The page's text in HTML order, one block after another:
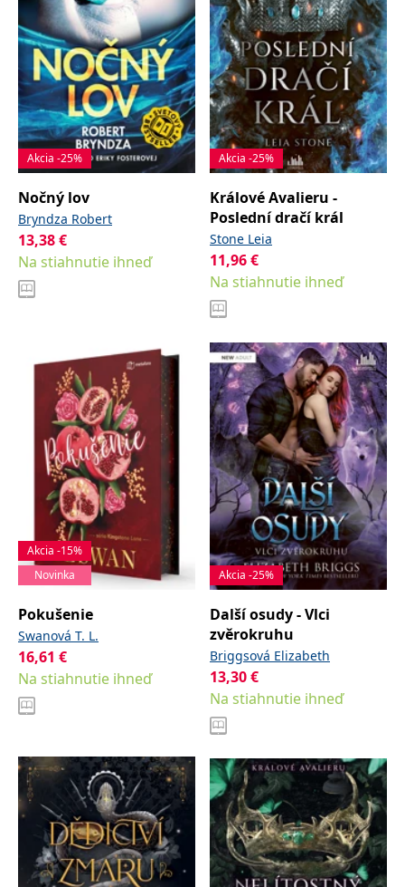
Akcia -25%
Nočný lov
Bryndza Robert
13,38€
Na stiahnutie ihneď
Akcia -25%
Králové Avalieru -
Poslední dračí král
Stone Leia
11,96€
Na stiahnutie ihneď
Akcia -15%
Novinka
Pokušenie
Swanová T. L.
16,61 €
Na stiahnutie ihneď
Akcia -25%
Další osudy - Vlci
zvěrokruhu
Briggsová Elizabeth
13,30€
Na stiahnutie ihneď